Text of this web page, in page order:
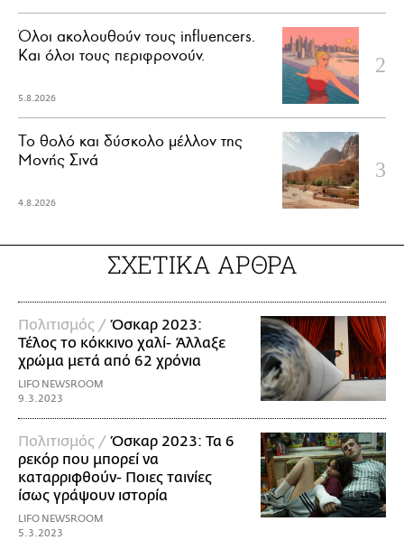
Όλοι ακολουθούν τους influencers.
Και όλοι τους περιφρονούν.
5.8.2026
Το θολό και δύσκολο μέλλον της
Μονής Σινά
4.8.2026
ΣΧΕΤΙΚΑ ΑΡΘΡΑ
Πολιτισμός /Όσκαρ 2023:
Τέλος το κόκκινο χαλί- Άλλαξε
χρώμα μετά από 62 χρόνια
LIFO NEWSROOM
9.3.2023
Πολιτισμός /Όσκαρ 2023: Τα 6
ρεκόρ που μπορεί να
καταρριφθούν- Ποιες ταινίες
ίσως γράψουν ιστορία
LIFO NEWSROOM
5.3.2023